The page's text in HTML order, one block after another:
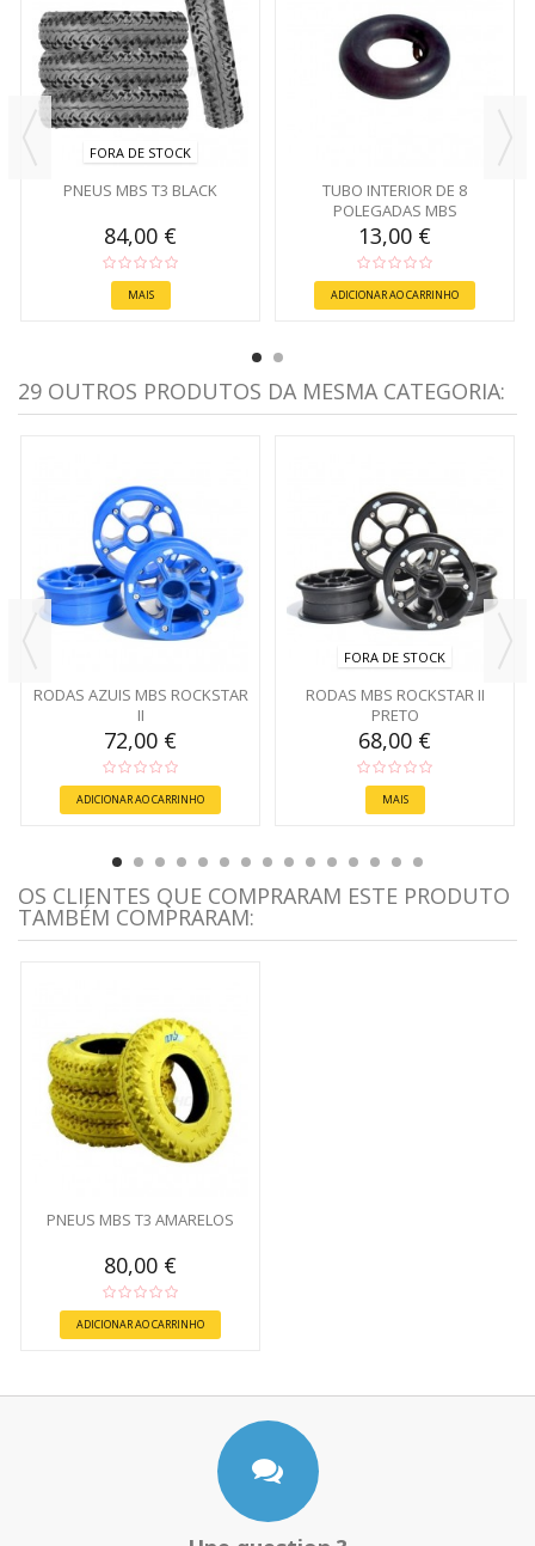
FORA DE STOCK
PNEUS MBS T3 BLACK
84,00 €
MAIS
TUBO INTERIOR DE 8
POLEGADAS MBS
13,00 €
ADICIONAR AO CARRINHO
29 OUTROS PRODUTOS DA MESMA CATEGORIA:
RODAS AZUIS MBS ROCKSTAR
II
72,00 €
ADICIONAR AO CARRINHO
FORA DE STOCK
RODAS MBS ROCKSTAR II
PRETO
68,00 €
MAIS
OS CLIENTES QUE COMPRARAM ESTE PRODUTO
TAMBÉM COMPRARAM:
PNEUS MBS T3 AMARELOS
80,00 €
ADICIONAR AO CARRINHO